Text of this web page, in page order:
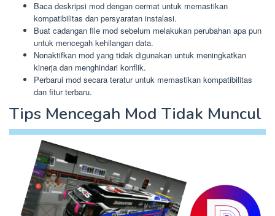
Baca deskripsi mod dengan cermat untuk memastikan
kompatibilitas dan persyaratan instalasi.
Buat cadangan file mod sebelum melakukan perubahan apa pun
untuk mencegah kehilangan data.
Nonaktifkan mod yang tidak digunakan untuk meningkatkan
kinerja dan menghindari konflik.
Perbarui mod secara teratur untuk memastikan kompatibilitas
dan fitur terbaru.
Tips Mencegah Mod Tidak Muncul